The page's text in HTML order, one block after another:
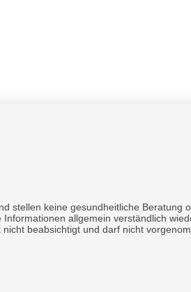
stellen keine gesundheitliche Beratung
allgemein verständlich
beabsichtigt und darf nicht